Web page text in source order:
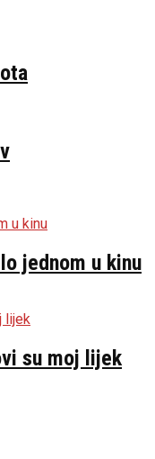
jednom u kinu
su moj lijek